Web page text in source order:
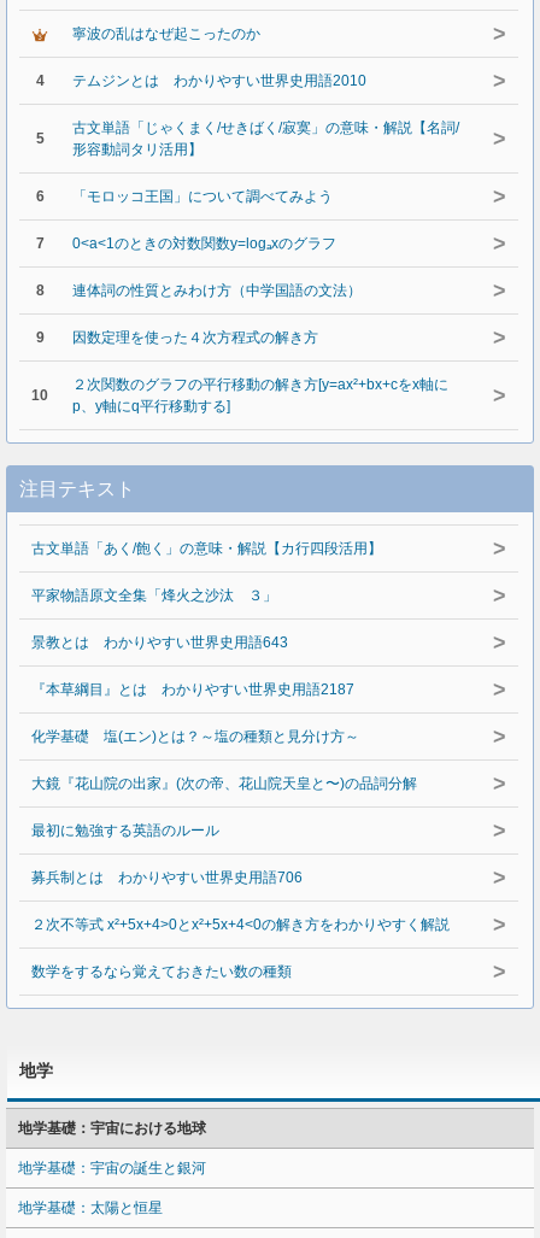
寧波の乱はなぜ起こったのか >
4 テムジンとは わかりやすい世界史用語2010 >
5
古文単語「じゃくまく/せきばく/寂寞」の意味・解説【名詞/
形容動詞タリ活用】
>
6 「モロッコ王国」について調べてみよう >
7 0<a<1のときの対数関数y=logₐxのグラフ >
8 連体詞の性質とみわけ方（中学国語の文法） >
9 因数定理を使った４次方程式の解き方 >
10
２次関数のグラフの平行移動の解き方[y=ax²+bx+cをx軸に
p、y軸にq平行移動する]
>
注目テキスト
古文単語「あく/飽く」の意味・解説【カ行四段活用】 >
平家物語原文全集「烽火之沙汰 ３」 >
景教とは わかりやすい世界史用語643 >
『本草綱目』とは わかりやすい世界史用語2187 >
化学基礎 塩(エン)とは？～塩の種類と見分け方～ >
大鏡『花山院の出家』(次の帝、花山院天皇と〜)の品詞分解 >
最初に勉強する英語のルール >
募兵制とは わかりやすい世界史用語706 >
２次不等式 x²+5x+4>0とx²+5x+4<0の解き方をわかりやすく解説 >
数学をするなら覚えておきたい数の種類 >
地学
地学基礎：宇宙における地球
地学基礎：宇宙の誕生と銀河
地学基礎：太陽と恒星